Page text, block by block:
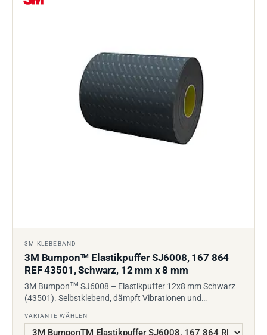
3M KLEBEBAND
3M BumponTM Elastikpuffer SJ6008, 167 864
REF 43501, Schwarz, 12 mm x 8 mm
3M BumponTM SJ6008 – Elastikpuffer 12x8 mm Schwarz
(43501). Selbstklebend, dämpft Vibrationen und…
VARIANTE WÄHLEN